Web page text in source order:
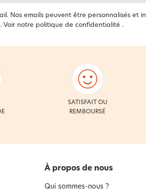
emails peuvent être personnalisés et
Voir notre politique de confidentialité .
SATISFAIT OU
REMBOURSÉ
À propos de nous
Qui sommes-nous ?